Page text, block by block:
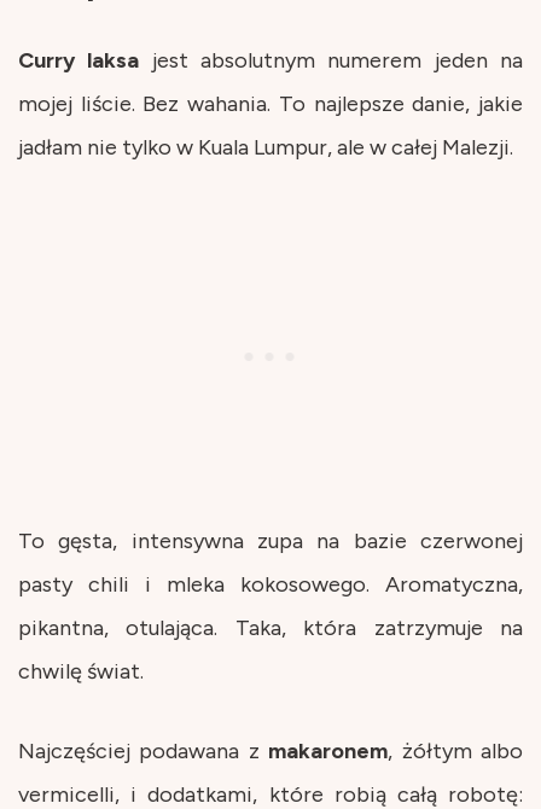
Curry laksa jest absolutnym numerem jeden na
mojej liście. Bez wahania. To najlepsze danie, jakie
jadłam nie tylko w Kuala Lumpur, ale w całej Malezji.
To gęsta, intensywna zupa na bazie czerwonej
pasty chili i mleka kokosowego. Aromatyczna,
pikantna, otulająca. Taka, która zatrzymuje na
chwilę świat.
Najczęściej podawana z makaronem, żółtym albo
vermicelli, i dodatkami, które robią całą robotę: